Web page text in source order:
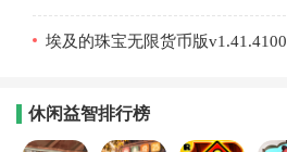
埃及的珠宝无限货币版v1.41.4100
休闲益智排行榜